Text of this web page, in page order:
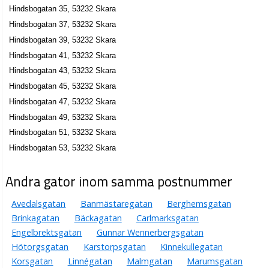
0511-12520
Hindsbogatan 6, 53232 Skara
Tapetserarverkstaden Ingmari Blomqvist
Ingmari Monika Blomqvist
Hindsbogatan 6 A Lgh 1202, 53232 Skara
Hindsbogatan 35, 53232 Skara
Hindsbogatan 37, 53232 Skara
Hindsbogatan 39, 53232 Skara
Hindsbogatan 41, 53232 Skara
Hindsbogatan 43, 53232 Skara
Hindsbogatan 45, 53232 Skara
Hindsbogatan 47, 53232 Skara
Hindsbogatan 49, 53232 Skara
Hindsbogatan 51, 53232 Skara
Hindsbogatan 53, 53232 Skara
Andra gator inom samma postnummer
Avedalsgatan Banmästaregatan
Berghemsgatan
Brinkagatan
Bäckagatan
Carlmarksgatan
Engelbrektsgatan
Gunnar Wennerbergsgatan
Hötorgsgatan
Karstorpsgatan
Kinnekullegatan
Korsgatan
Linnégatan Malmgatan
Marumsgatan